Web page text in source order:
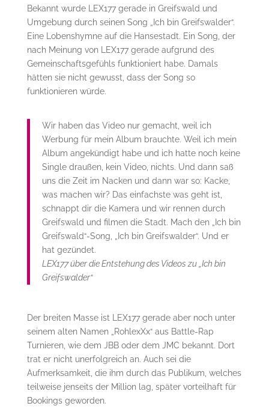
Bekannt wurde LEX177 gerade in Greifswald und
Umgebung durch seinen Song „Ich bin Greifswalder“.
Eine Lobenshymne auf die Hansestadt. Ein Song, der
nach Meinung von LEX177 gerade aufgrund des
Gemeinschaftsgefühls funktioniert habe. Damals
hätten sie nicht gewusst, dass der Song so
funktionieren würde.
Wir haben das Video nur gemacht, weil ich
Werbung für mein Album brauchte. Weil ich mein
Album angekündigt habe und ich hatte noch keine
Single draußen, kein Video, nichts. Und dann saß
uns die Zeit im Nacken und dann war so: Kacke,
was machen wir? Das einfachste was geht ist,
schnappt dir die Kamera und wir rennen durch
Greifswald und filmen die Stadt. Mach den „Ich bin
Greifswald“-Song, „Ich bin Greifswalder“. Und er
hat gezündet.
LEX177 über die Entstehung des Videos zu „Ich bin
Greifswalder“
Der breiten Masse ist LEX177 gerade aber noch unter
seinem alten Namen „RohlexXx“ aus Battle-Rap
Turnieren, wie dem JBB oder dem JMC bekannt. Dort
trat er nicht unerfolgreich an. Auch sei die
Aufmerksamkeit, die ihm durch das Publikum, welches
teilweise jenseits der Million lag, später vorteilhaft für
Bookings geworden.